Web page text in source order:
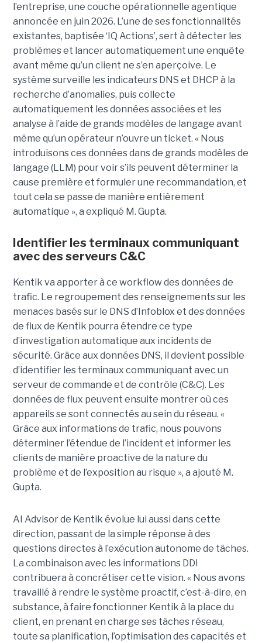
l’entreprise, une couche opérationnelle agentique
annoncée en juin 2026. L’une de ses fonctionnalités
existantes, baptisée ‘IQ Actions’, sert à détecter les
problèmes et lancer automatiquement une enquête
avant même qu’un client ne s’en aperçoive. Le
système surveille les indicateurs DNS et DHCP à la
recherche d’anomalies, puis collecte
automatiquement les données associées et les
analyse à l’aide de grands modèles de langage avant
même qu’un opérateur n’ouvre un ticket. « Nous
introduisons ces données dans de grands modèles de
langage (LLM) pour voir s’ils peuvent déterminer la
cause première et formuler une recommandation, et
tout cela se passe de manière entièrement
automatique », a expliqué M. Gupta.
Identifier les terminaux communiquant
avec des serveurs C&C
Kentik va apporter à ce workflow des données de
trafic. Le regroupement des renseignements sur les
menaces basés sur le DNS d’Infoblox et des données
de flux de Kentik pourra étendre ce type
d’investigation automatique aux incidents de
sécurité. Grâce aux données DNS, il devient possible
d’identifier les terminaux communiquant avec un
serveur de commande et de contrôle (C&C). Les
données de flux peuvent ensuite montrer où ces
appareils se sont connectés au sein du réseau. «
Grâce aux informations de trafic, nous pouvons
déterminer l’étendue de l’incident et informer les
clients de manière proactive de la nature du
problème et de l’exposition au risque », a ajouté M.
Gupta.
AI Advisor de Kentik évolue lui aussi dans cette
direction, passant de la simple réponse à des
questions directes à l’exécution autonome de tâches.
La combinaison avec les informations DDI
contribuera à concrétiser cette vision. « Nous avons
travaillé à rendre le système proactif, c’est-à-dire, en
substance, à faire fonctionner Kentik à la place du
client, en prenant en charge ses tâches réseau,
toute sa planification, l’optimisation des capacités et